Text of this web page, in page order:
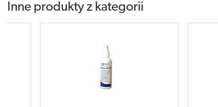
Inne produkty z kategorii